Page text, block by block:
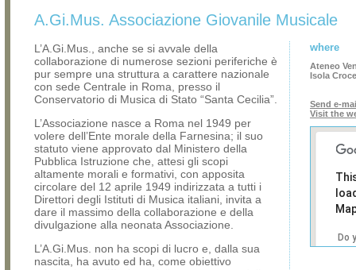
A.Gi.Mus. Associazione Giovanile Musicale
L’A.Gi.Mus., anche se si avvale della
collaborazione di numerose sezioni periferiche è
pur sempre una struttura a carattere nazionale
con sede Centrale in Roma, presso il
Conservatorio di Musica di Stato “Santa Cecilia”.
L’Associazione nasce a Roma nel 1949 per
volere dell’Ente morale della Farnesina; il suo
statuto viene approvato dal Ministero della
Pubblica Istruzione che, attesi gli scopi
altamente morali e formativi, con apposita
circolare del 12 aprile 1949 indirizzata a tutti i
Direttori degli Istituti di Musica italiani, invita a
dare il massimo della collaborazione e della
divulgazione alla neonata Associazione.
L’A.Gi.Mus. non ha scopi di lucro e, dalla sua
nascita, ha avuto ed ha, come obiettivo
where
Ateneo
Isola
Send e-
Visit the
Do